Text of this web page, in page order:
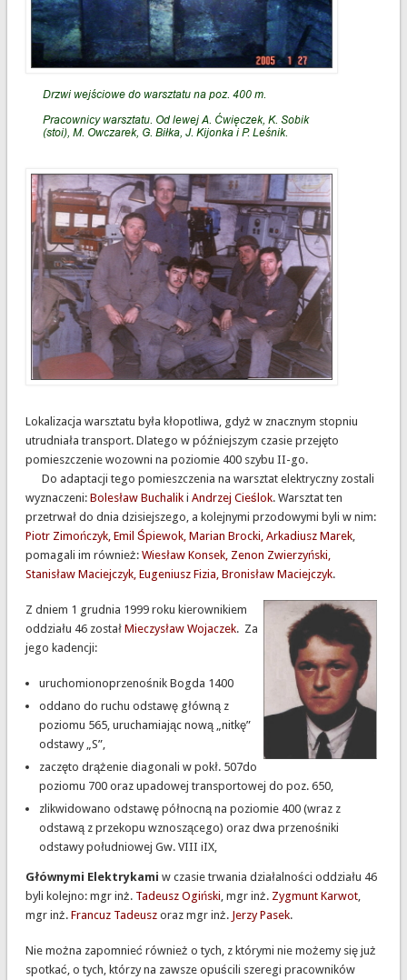
Lokalizacja warsztatu była kłopotliwa, gdyż w znacznym stopniu
utrudniała transport. Dlatego w późniejszym czasie przejęto
pomieszczenie wozowni na poziomie 400 szybu II-go.
Do adaptacji tego pomieszczenia na warsztat elektryczny zostali
wyznaczeni: Bolesław Buchaliki Andrzej Cieślok. Warsztat ten
przetrwał do dnia dzisiejszego, a kolejnymi przodowymi byli w nim:
Piotr Zimończyk, Emil Śpiewok, Marian Brocki, Arkadiusz Marek,
pomagali im również: Wiesław Konsek, Zenon Zwierzyński,
Stanisław Maciejczyk, Eugeniusz Fizia, Bronisław Maciejczyk.
Z dniem 1 grudnia 1999 roku kierownikiem
oddziału 46 został Mieczysław Wojaczek. Za
jego kadencji:
uruchomionoprzenośnik Bogda 1400
oddano do ruchu odstawę główną z
poziomu 565, uruchamiając nową „nitkę”
odstawy „S”,
zaczęto drążenie diagonali w pokł. 507do
poziomu 700 oraz upadowej transportowej do poz. 650,
zlikwidowano odstawę północną na poziomie 400 (wraz z
odstawą z przekopu wznoszącego) oraz dwa przenośniki
odstawy południowej Gw. VIII iIX,
Głównymi Elektrykami w czasie trwania działalności oddziału 46
byli kolejno: mgr inż. Tadeusz Ogiński , mgr inż. Zygmunt Karwot,
mgr inż. Francuz Tadeuszoraz mgr inż. Jerzy Pasek.
Nie można zapomnieć również o tych, z którymi nie możemy się już
spotkać, o tych, którzy na zawsze opuścili szeregi pracowników